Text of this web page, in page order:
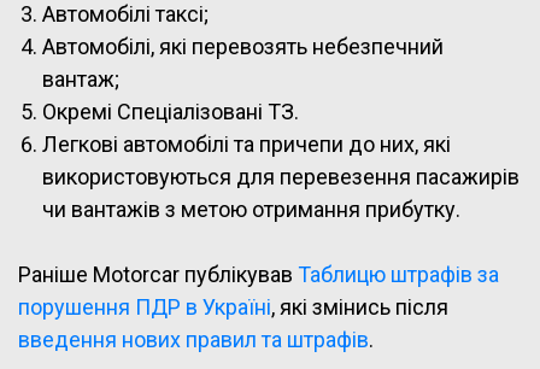
Автомобілі таксі;
Автомобілі, які перевозять небезпечний
вантаж;
Окремі Спеціалізовані ТЗ.
Легкові автомобілі та причепи до них, які
використовуються для перевезення пасажирів
чи вантажів з метою отримання прибутку.
Раніше Motorcar публікував Таблицю штрафів за
порушення ПДР в Україні, які змінись після
введення нових правил та штрафів.